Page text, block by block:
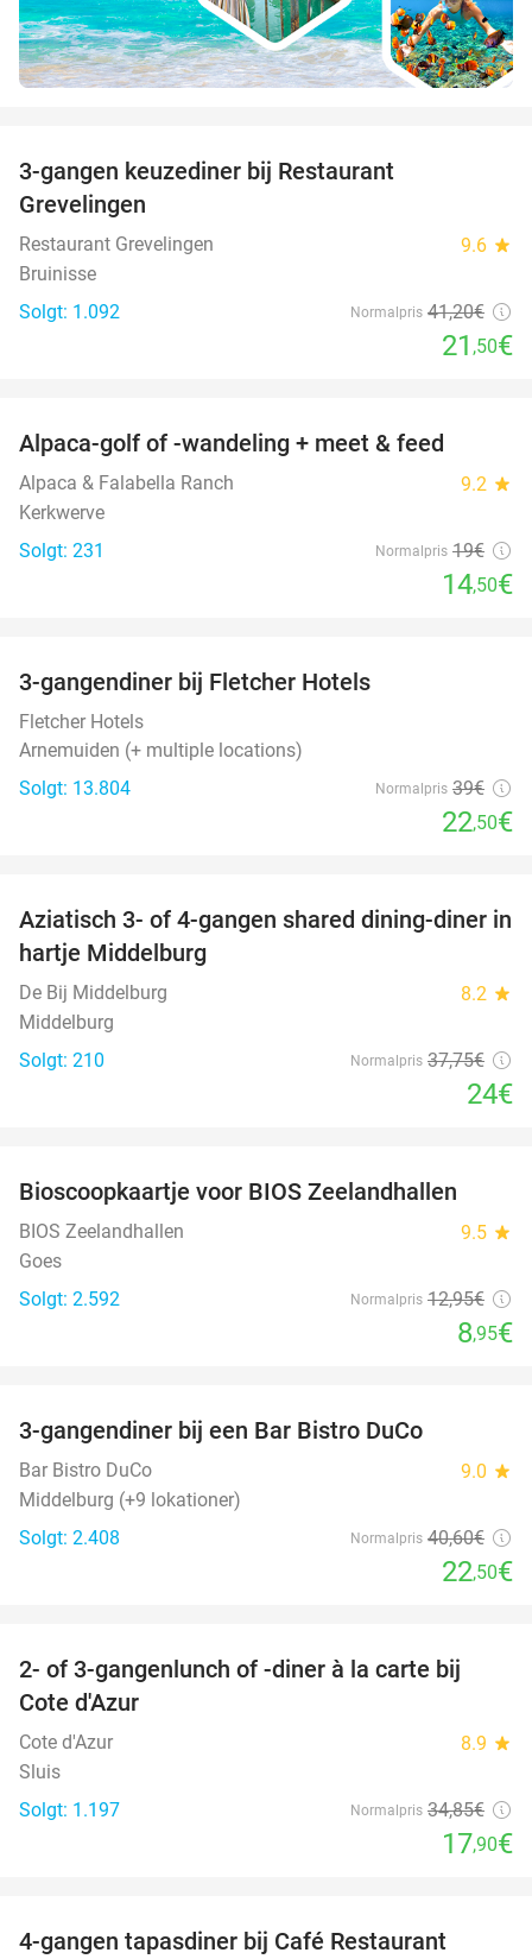
3-gangen keuzediner bij Restaurant
Grevelingen
Restaurant Grevelingen 9.6 star
Bruinisse
Solgt: 1.092
Normalpris 41,20€
21 ,50€
Alpaca-golf of -wandeling + meet & feed
Alpaca & Falabella Ranch 9.2 star
Kerkwerve
Solgt: 231
Normalpris 19€
14,50€
3-gangendiner bij Fletcher Hotels
Fletcher Hotels
Arnemuiden (+ multiple locations)
Solgt: 13.804
Normalpris 39€
22,50€
36%
Aziatisch 3- of 4-gangen shared dining-diner in
hartje Middelburg
De Bij Middelburg 8.2 star
Middelburg
Solgt: 210
Normalpris 37,75€
24€
Bioscoopkaartje voor BIOS Zeelandhallen
BIOS Zeelandhallen 9.5 star
Goes
Solgt: 2.592
Normalpris 12,95€
8,95€
3-gangendiner bij een Bar Bistro DuCo
Bar Bistro DuCo 9.0 star
Middelburg (+9 lokationer)
Solgt: 2.408
Normalpris 40,60€
22,50€
49%
2- of 3-gangenlunch of -diner à la carte bij
Cote d'Azur
Cote d'Azur 8.9 star
Sluis
Solgt: 1.197
Normalpris 34,85€
17,90€
4-gangen tapasdiner bij Café Restaurant